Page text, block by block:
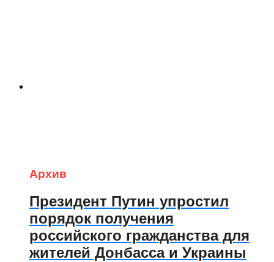
Архив
Президент Путин упростил
порядок получения
российского гражданства для
жителей Донбасса и Украины